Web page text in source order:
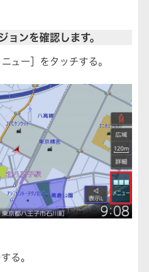
ョンを確認します。
ュー］をタッチする。
る。